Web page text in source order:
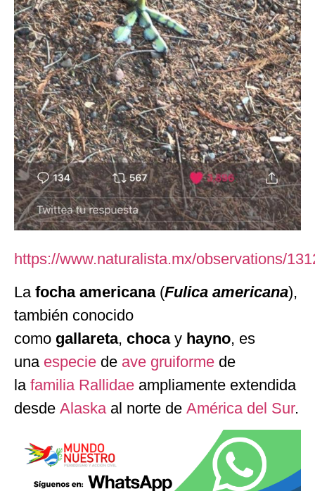
https://www.naturalista.mx/observations/
La focha americana(Fulica americana),
también conocido
como gallareta, chocay hayno, es
una especie de ave gruiforme de
la familia Rallidae ampliamente extendida
desde Alaska al norte de América del Sur.